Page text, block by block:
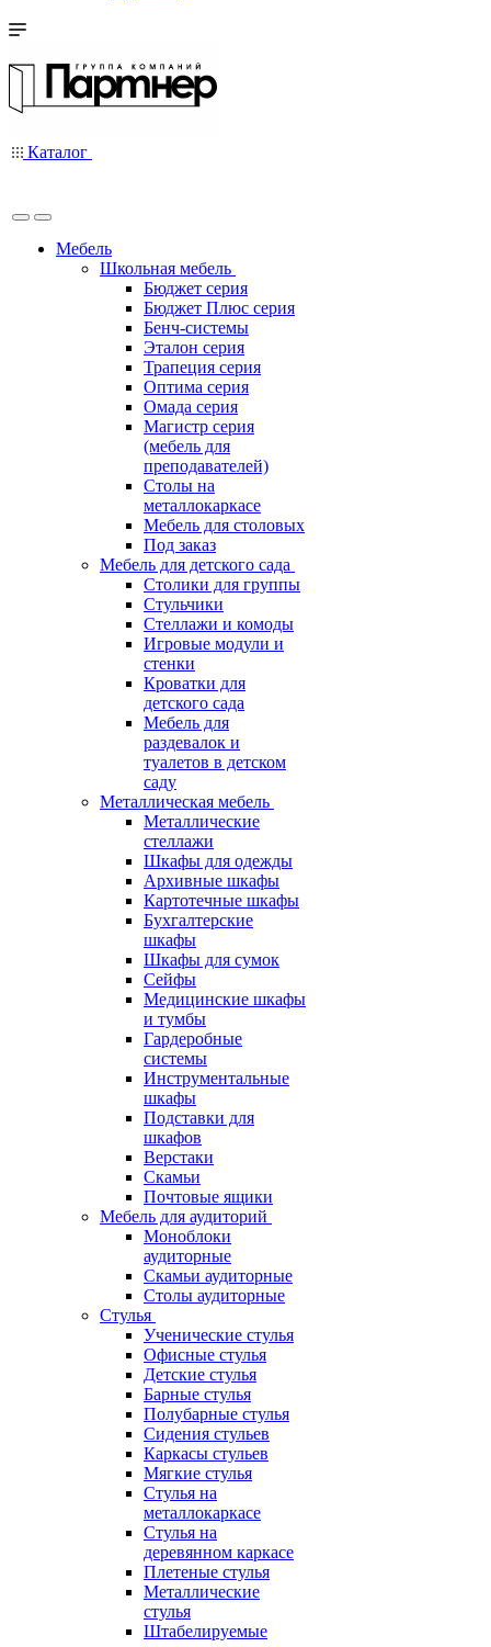
Каталог
Мебель
Школьная мебель
Бюджет серия
Бюджет Плюс серия
Бенч-системы
Эталон серия
Трапеция серия
Оптима серия
Омада серия
Магистр серия
(мебель для
преподавателей)
Столы на
металлокаркасе
Мебель для столовых
Под заказ
Мебель для детского сада
Столики для группы
Стульчики
Стеллажи и комоды
Игровые модули и
стенки
Кроватки для
детского сада
Мебель для
раздевалок и
туалетов в детском
саду
Металлическая мебель
Металлические
стеллажи
Шкафы для одежды
Архивные шкафы
Картотечные шкафы
Бухгалтерские
шкафы
Шкафы для сумок
Сейфы
Медицинские шкафы
и тумбы
Гардеробные
системы
Инструментальные
шкафы
Подставки для
шкафов
Верстаки
Скамьи
Почтовые ящики
Мебель для аудиторий
Моноблоки
аудиторные
Скамьи аудиторные
Столы аудиторные
Стулья
Ученические стулья
Офисные стулья
Детские стулья
Барные стулья
Полубарные стулья
Сидения стульев
Каркасы стульев
Мягкие стулья
Стулья на
металлокаркасе
Стулья на
деревянном каркасе
Плетеные стулья
Металлические
стулья
Штабелируемые